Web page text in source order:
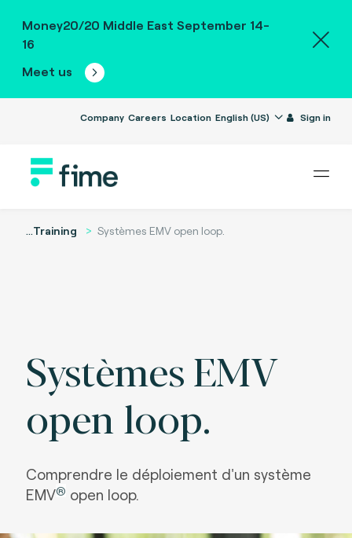
Money20/20 Middle East September 14-
16
Meet us
Company Careers Location English (US) Sign in
...Training Systèmes EMV open loop.
Systèmes EMV
open loop.
Comprendre le déploiement d'un système
EMV® open loop.